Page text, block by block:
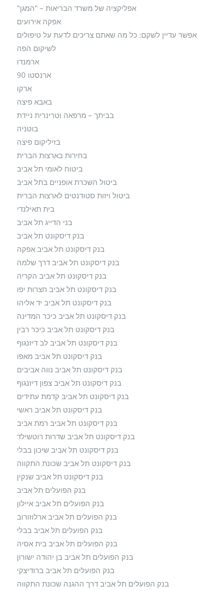
אפליקציה של משרד הבריאות – "המגן"
אפקה אירועים
אפשר עדיין לשקם: כל מה שאתם צריכים לדעת על טיפולים
לשיקום הפה
ארמנדו
ארנסטו 90
ארקו
באבא פיצה
בביתך – מרפאה וטרינרית ניידת
בוטניה
בזיליקום פיצה
בחירות בארצות הברית
ביטוח לאומי תל אביב
ביטול השכרת אופניים בתל אביב
ביטול ויזות סטודנטים לארצות הברית
בית תאילנדי
בני הדייג תל אביב
בנק דיסקונט תל אביב
בנק דיסקונט תל אביב אפקה
בנק דיסקונט תל אביב דרך שלמה
בנק דיסקונט תל אביב הקריה
בנק דיסקונט תל אביב חצרות יפו
בנק דיסקונט תל אביב יד אליהו
בנק דיסקונט תל אביב כיכר המדינה
בנק דיסקונט תל אביב כיכר רבין
בנק דיסקונט תל אביב לב דיזנגוף
בנק דיסקונט תל אביב מאפו
בנק דיסקונט תל אביב נווה אביבים
בנק דיסקונט תל אביב צפון דיזנגוף
בנק דיסקונט תל אביב קדמת עתידים
בנק דיסקונט תל אביב ראשי
בנק דיסקונט תל אביב רמת אביב
בנק דיסקונט תל אביב שדרות רוטשילד
בנק דיסקונט תל אביב שיכון בבלי
בנק דיסקונט תל אביב שכונת התקווה
בנק דיסקונט תל אביב שנקין
בנק הפועלים תל אביב
בנק הפועלים תל אביב איילון
בנק הפועלים תל אביב ארלוזורוב
בנק הפועלים תל אביב בבלי
בנק הפועלים תל אביב בית אסיה
בנק הפועלים תל אביב בן יהודה ישורון
בנק הפועלים תל אביב ברודיצקי
בנק הפועלים תל אביב דרך ההגנה שכונת התקווה